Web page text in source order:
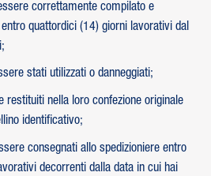
correttamente compilato e
quattordici (14) giorni lavorativi dal
stati utilizzati o danneggiati;
restituiti nella loro confezione originale
identificativo;
consegnati allo spedizioniere entro
decorrenti dalla data in cui hai